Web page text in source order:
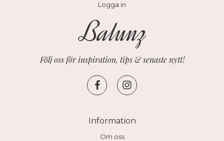
Logga in
Följ oss för inspiration, tips & senaste nytt!
Information
Om oss